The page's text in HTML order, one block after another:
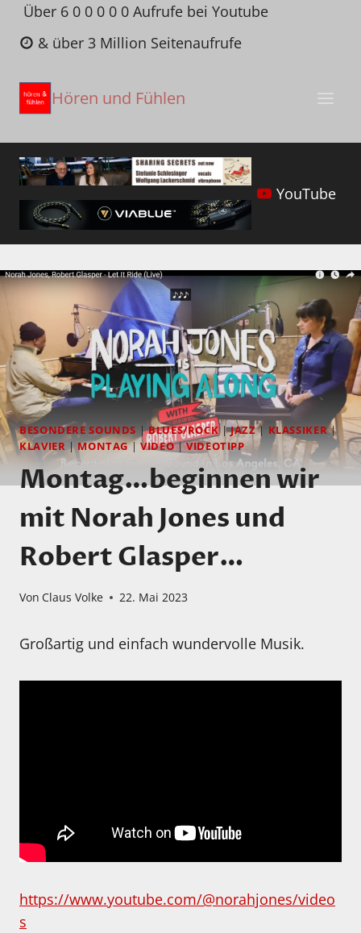
Zum
Inhalt
springen
Über 6 0 0 0 0 0 Aufrufe bei Youtube
& über 3 Million Seitenaufrufe
Hören und Fühlen
YouTube
BESONDERE SOUNDS |BLUES/ROCK|JAZZ| KLASSIKER|
KLAVIER| MONTAG| VIDEO|VIDEOTIPP
Montag…beginnen wir
mit Norah Jones und
Robert Glasper…
Von Claus Volke 22. Mai 2023
Großartig und einfach wundervolle Musik.
https://www.youtube.com/@norahjones/video
s